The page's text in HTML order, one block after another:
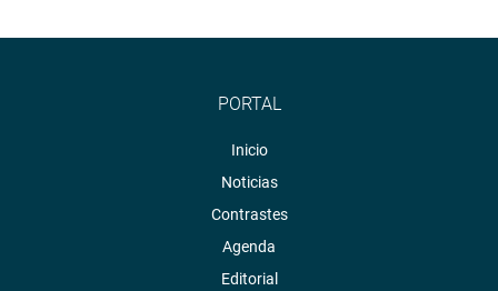
PORTAL
Inicio
Noticias
Contrastes
Agenda
Editorial